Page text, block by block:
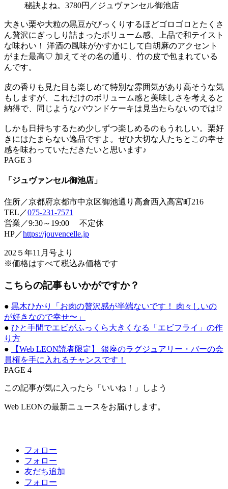
秘訣よね。3780円／ジュヴァンセル御池店
大きい栗や大粒の黒豆がびっくりするほどゴロゴロとたくさ
ん贅沢にぎっしり詰まったボリューム感、上品で和テイスト
な味わい！ 洋酒の風味がかすかにして白胡麻のアクセント
がまた最高♡ 加えてその名の通り、竹の皮で包まれている
んです。
皮の香りも見た目も楽しめて特別な雰囲気があり高そうな気
もしますが、これだけのボリューム感と美味しさを考えると
納得で、同じようなパウンドケーキは見当たらないのでは!?
しかも日持ちするため少しずつ楽しめるのもうれしい。栗好
きにはたまらない逸品ですよ。ぜひ大切な人たちとこの幸せ
感を味わっていただきたいと思います♪
PAGE 3
「ジュヴァンセル御池店」
住所／京都府京都市中京区御池通り高倉西入高宮町216
TEL／075-231-7571
営業／9:30～19:00 不定休
HP／https://jouvencelle.jp
202５年11月号より
※価格はすべて税込み価格です
こちらの記事もいかがですか？
● 黒木ひかり「お肉の贅沢感が半端ないです！ 肉々しいの
が好きなので幸せ〜」
● ひと手間でエビがふっくら大きくなる「エビフライ」の作
り方
●
【Web LEON読者限定】 銀座のラグジュアリー・バーの会
員権を手に入れるチャンスです！
PAGE 4
この記事が気に入ったら「いいね！」しよう
Web LEONの最新ニュースをお届けします。
フォロー
フォロー
友だち追加
フォロー